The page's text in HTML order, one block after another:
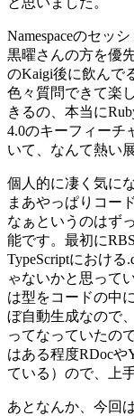
Namespaceのセッ
黒曜さんの方を優
のKaigi後に飲んで
色々質問できて楽
きるの、本当に
4.0のキーフィーチ
いて、なんて熱い
個人的に凄く気に
まあやっぱりコー
なぁというのはず
能です。最初に
TypeScriptにおけ
ゃないかと思って
は型をコードの中
ぼ自動生成なので
ってなっていたの
はある程度RDoc
ている）ので、上
あとなんか、今回